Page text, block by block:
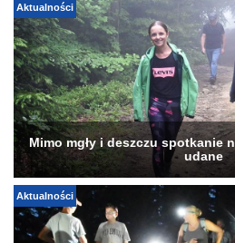
Aktualności
Mimo mgły i deszczu spotkanie
udane
Aktualności